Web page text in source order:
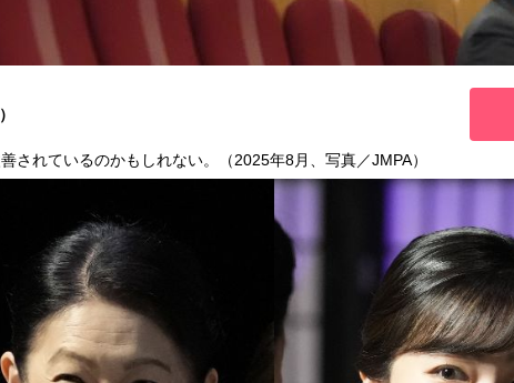
されているのかもしれない。（2025年8月、写真／JMPA）